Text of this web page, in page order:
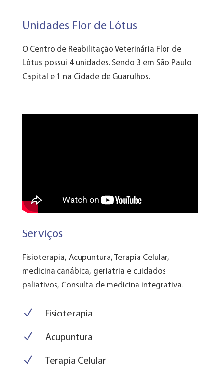
Unidades Flor de Lótus
O Centro de Reabilitação Veterinária Flor de
Lótus possui 4 unidades. Sendo 3 em São Paulo
Capital e 1 na Cidade de Guarulhos.
Serviços
Fisioterapia, Acupuntura, Terapia Celular,
medicina canábica, geriatria e cuidados
paliativos, Consulta de medicina integrativa.
N Fisioterapia
N Acupuntura
N Terapia Celular